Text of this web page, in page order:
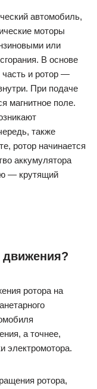
автомобиль,
моторы
или
В основе
часть и ротор —
При подаче
магнитное поле.
также
ротор начинается
аккумулятора
— крутящий
движения?
ротора на
а точнее,
электромотора.
ротора,